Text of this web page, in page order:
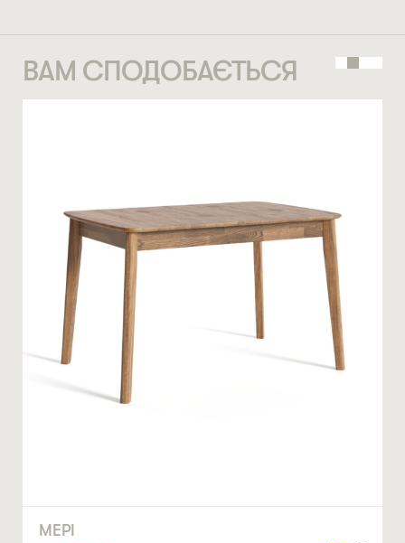
ВАМ СПОДОБАЄТЬСЯ
МЕРІ
СТАТИ ПАРТНЕРОМ
НОМЕР ТЕЛЕФОНУ *
КІЛЬКІСТЬ ТА ОСОБЛИВІ ПОБАЖАННЯ